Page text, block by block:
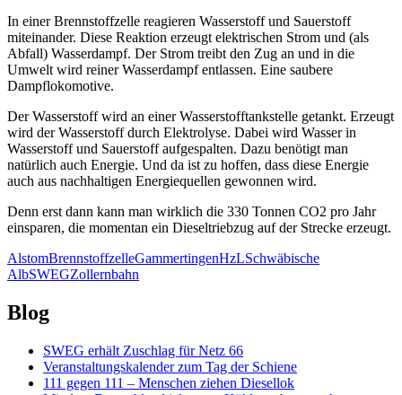
In einer Brennstoffzelle reagieren Wasserstoff und Sauerstoff
miteinander. Diese Reaktion erzeugt elektrischen Strom und (als
Abfall) Wasserdampf. Der Strom treibt den Zug an und in die
Umwelt wird reiner Wasserdampf entlassen. Eine saubere
Dampflokomotive.
Der Wasserstoff wird an einer Wasserstofftankstelle getankt. Erzeugt
wird der Wasserstoff durch Elektrolyse. Dabei wird Wasser in
Wasserstoff und Sauerstoff aufgespalten. Dazu benötigt man
natürlich auch Energie. Und da ist zu hoffen, dass diese Energie
auch aus nachhaltigen Energiequellen gewonnen wird.
Denn erst dann kann man wirklich die 330 Tonnen CO2 pro Jahr
einsparen, die momentan ein Dieseltriebzug auf der Strecke erzeugt.
AlstomBrennstoffzelleGammertingenHzLSchwäbische
AlbSWEGZollernbahn
Blog
SWEG erhält Zuschlag für Netz 66
Veranstaltungskalender zum Tag der Schiene
111 gegen 111 – Menschen ziehen Diesellok